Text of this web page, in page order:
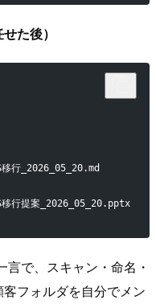
た後）
行_2026_05_20.md
行提案_2026_05_20.pptx
言で、スキャン・命名・
フォルダを自分でメン